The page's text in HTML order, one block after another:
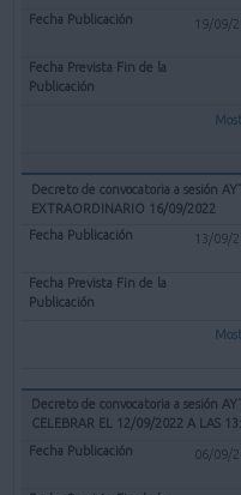
19/09/
Decreto de convocatoria a sesión
EXTRAORDINARIO 16/09/2022
13/09/
Decreto de convocatoria a sesión
CELEBRAR EL 12/09/2022 A LAS
06/09/